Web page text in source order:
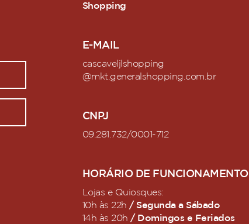
Shopping
E-MAIL
cascaveljlshopping
@mkt.generalshopping.com.br
CNPJ
09.281.732/0001-712
HORÁRIO DE FUNCIONAMENTO
Lojas e Quiosques:
10h às 22h/ Segunda a Sábado
14h às 20h/ Domingos e Feriados